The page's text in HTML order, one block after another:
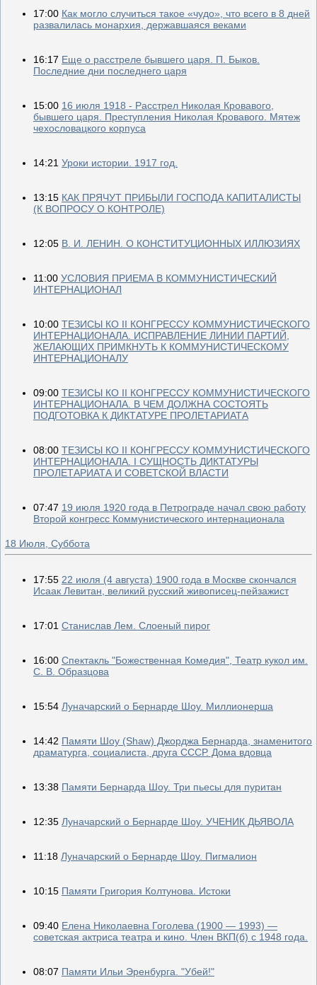
17:00 Как могло случиться такое «чудо», что всего в 8 дней
развалилась монархия, державшаяся веками
16:17 Еще о расстреле бывшего царя. П. Быков.
Последние дни последнего царя
15:00 16 июля 1918 - Расстрел Николая Кровавого,
бывшего царя. Преступления Николая Кровавого. Мятеж
чехословацкого корпуса
14:21 Уроки истории. 1917 год.
13:15 КАК ПРЯЧУТ ПРИБЫЛИ ГОСПОДА КАПИТАЛИСТЫ
(К ВОПРОСУ О КОНТРОЛЕ)
12:05 В. И. ЛЕНИН. О КОНСТИТУЦИОННЫХ ИЛЛЮЗИЯХ
11:00 УСЛОВИЯ ПРИЕМА В КОММУНИСТИЧЕСКИЙ
ИНТЕРНАЦИОНАЛ
10:00 ТЕЗИСЫ КО II КОНГРЕССУ КОММУНИСТИЧЕСКОГО
ИНТЕРНАЦИОНАЛА. ИСПРАВЛЕНИЕ ЛИНИИ ПАРТИЙ,
ЖЕЛАЮЩИХ ПРИМКНУТЬ К КОММУНИСТИЧЕСКОМУ
ИНТЕРНАЦИОНАЛУ
09:00 ТЕЗИСЫ КО II КОНГРЕССУ КОММУНИСТИЧЕСКОГО
ИНТЕРНАЦИОНАЛА. В ЧЕМ ДОЛЖНА СОСТОЯТЬ
ПОДГОТОВКА К ДИКТАТУРЕ ПРОЛЕТАРИАТА
08:00 ТЕЗИСЫ КО II КОНГРЕССУ КОММУНИСТИЧЕСКОГО
ИНТЕРНАЦИОНАЛА. I СУЩНОСТЬ ДИКТАТУРЫ
ПРОЛЕТАРИАТА И СОВЕТСКОЙ ВЛАСТИ
07:47 19 июля 1920 года в Петрограде начал свою работу
Второй конгресс Коммунистического интернационала
18 Июля, Суббота
17:55 22 июля (4 августа) 1900 года в Москве скончался
Исаак Левитан, великий русский живописец-пейзажист
17:01 Станислав Лем. Слоеный пирог
16:00 Спектакль "Божественная Комедия", Театр кукол им.
С. В. Образцова
15:54 Луначарский о Бернарде Шоу. Миллионерша
14:42 Памяти Шоу (Shaw) Джорджа Бернарда, знаменитого
драматурга, социалиста, друга СССР. Дома вдовца
13:38 Памяти Бернарда Шоу. Три пьесы для пуритан
12:35 Луначарский о Бернарде Шоу. УЧЕНИК ДЬЯВОЛА
11:18 Луначарский о Бернарде Шоу. Пигмалион
10:15 Памяти Григория Колтунова. Истоки
09:40 Елена Николаевна Гоголева (1900 — 1993) —
советская актриса театра и кино. Член ВКП(б) с 1948 года.
08:07 Памяти Ильи Эренбурга. "Убей!"